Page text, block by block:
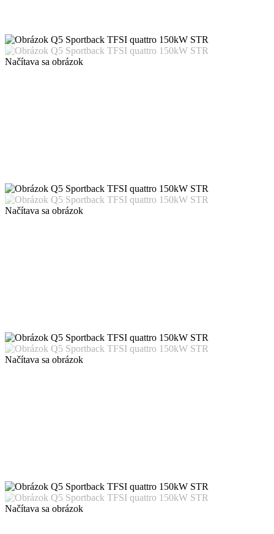
Načítava sa obrázok
Načítava sa obrázok
Načítava sa obrázok
Načítava sa obrázok